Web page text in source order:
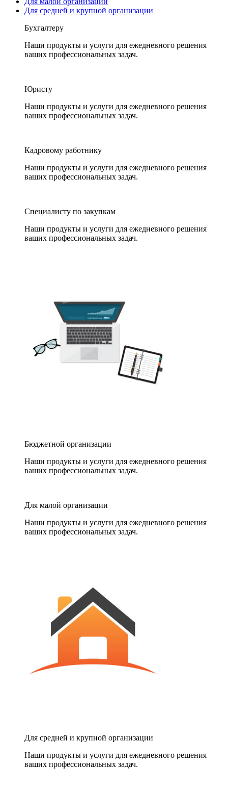
Для средней и крупной организации
Бухгалтеру
Наши продукты и услуги для ежедневного решения
ваших профессиональных задач.
Юристу
Наши продукты и услуги для ежедневного решения
ваших профессиональных задач.
Кадровому работнику
Наши продукты и услуги для ежедневного решения
ваших профессиональных задач.
Специалисту по закупкам
Наши продукты и услуги для ежедневного решения
ваших профессиональных задач.
Бюджетной организации
Наши продукты и услуги для ежедневного решения
ваших профессиональных задач.
Для малой организации
Наши продукты и услуги для ежедневного решения
ваших профессиональных задач.
Для средней и крупной организации
Наши продукты и услуги для ежедневного решения
ваших профессиональных задач.